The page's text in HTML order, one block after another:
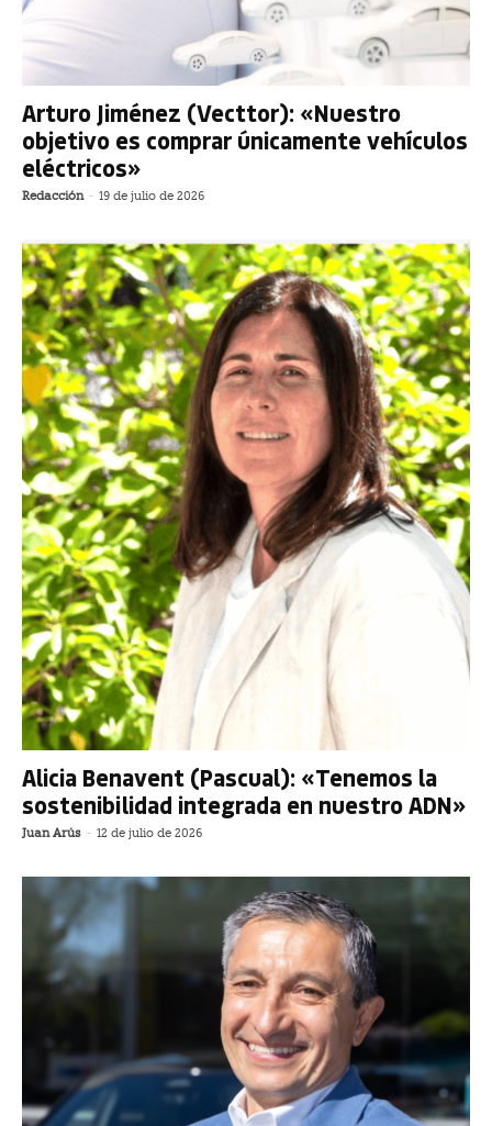
Arturo Jiménez (Vecttor): «Nuestro
objetivo es comprar únicamente vehículos
eléctricos»
Redacción - 19 de julio de 2026
Alicia Benavent (Pascual): «Tenemos la
sostenibilidad integrada en nuestro ADN»
Juan Arús - 12 de julio de 2026